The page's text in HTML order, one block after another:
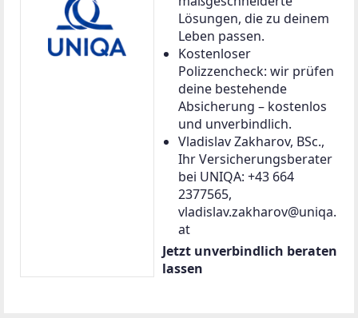
Lösungen, die zu deinem
Leben passen.
Kostenloser
Polizzencheck: wir prüfen
deine bestehende
Absicherung – kostenlos
und unverbindlich.
Vladislav Zakharov, BSc.,
Ihr Versicherungsberater
bei UNIQA: +43 664
2377565,
vladislav.zakharov@uniqa.
at
Jetzt unverbindlich beraten
lassen